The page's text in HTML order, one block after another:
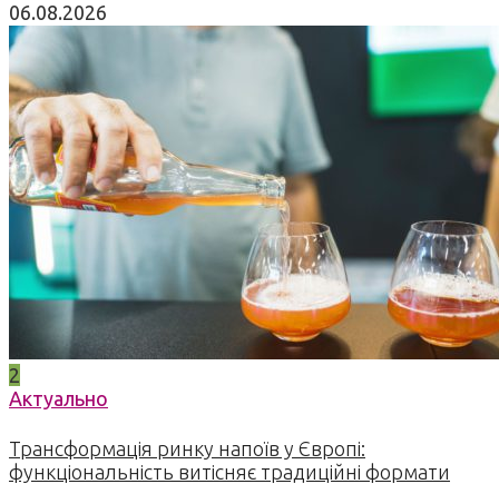
06.08.2026
2
Актуально
Трансформація ринку напоїв у Європі:
функціональність витісняє традиційні формати